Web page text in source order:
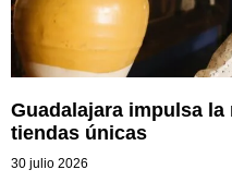
Guadalajara impulsa la
tiendas únicas
30 julio 2026